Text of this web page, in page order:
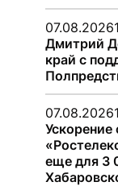
07.08.2026
Дмитрий
край с
07.08.2026
еще для 3